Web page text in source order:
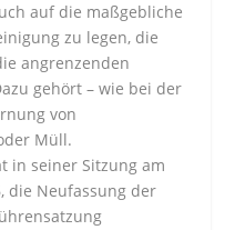
auf die maßgebliche
zu legen, die
angrenzenden
gehört – wie bei der
von
Müll.
in seiner Sitzung am
die Neufassung der